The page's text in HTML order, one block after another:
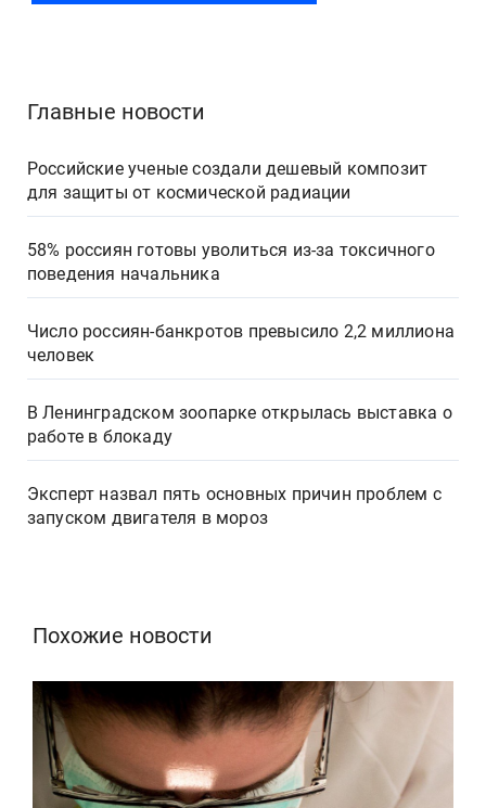
Главные новости
Российские ученые создали дешевый композит
для защиты от космической радиации
58% россиян готовы уволиться из-за токсичного
поведения начальника
Число россиян-банкротов превысило 2,2 миллиона
человек
В Ленинградском зоопарке открылась выставка о
работе в блокаду
Эксперт назвал пять основных причин проблем с
запуском двигателя в мороз
Похожие новости